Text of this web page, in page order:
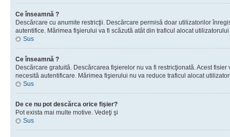
Ce înseamnă ?
Descărcare cu anumite restricţii. Descărcare permisă doar utilizatorilor
autentifice. Mărimea fişierului va fi scăzută atât din traficul alocat
Sus
Ce înseamnă ?
Descărcare gratuită. Descărcarea fişierelor nu va fi restricţionată. Acest
necesită autentificare. Mărimea fişierului nu va reduce traficul alocat
Sus
De ce nu pot descărca orice fişier?
Pot exista mai multe motive. Vedeţi şi
Sus